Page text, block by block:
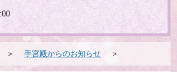
＞手宮殿からのお知らせ ＞